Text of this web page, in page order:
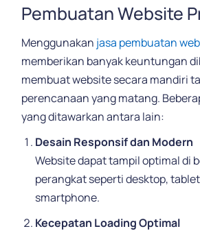
Pembuatan Website
Menggunakan jasa pembuatan
memberikan banyak keuntungan
membuat website secara mandiri
perencanaan yang matang.
yang ditawarkan antara lain:
Desain Responsif dan Modern
Website dapat tampil optimal di
perangkat seperti desktop,
smartphone.
Kecepatan Loading Optimal